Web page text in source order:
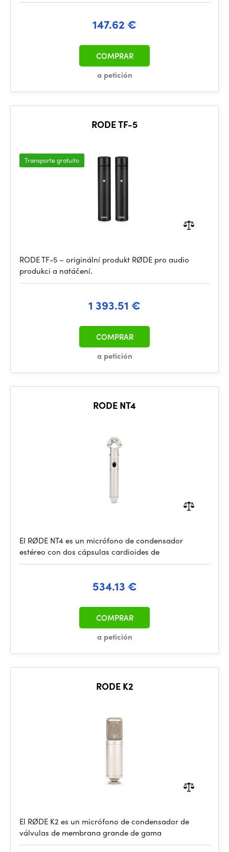
147.62 €
a petición
COMPRAR
RODE TF-5
Transporte gratuito
RODE TF-5 – originální produkt RØDE pro audio
produkci a natáčení.
1 393.51 €
a petición
COMPRAR
RODE NT4
El RØDE NT4 es un micrófono de condensador
estéreo con dos cápsulas cardioides de
534.13 €
a petición
COMPRAR
RODE K2
El RØDE K2 es un micrófono de condensador de
válvulas de membrana grande de gama